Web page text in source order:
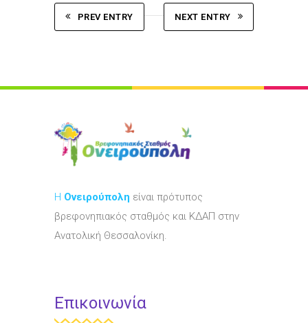
PREV ENTRY NEXT ENTRY
Η Ονειρούπολη είναι πρότυπος
βρεφονηπιακός σταθμός και ΚΔΑΠ στην
Ανατολική Θεσσαλονίκη.
Επικοινωνία